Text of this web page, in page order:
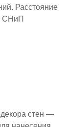
Расстояние
СНиП
стен —